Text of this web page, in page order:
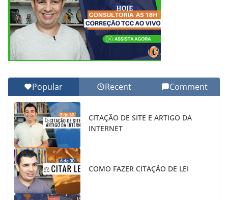
Popular Recent Comment
CITAÇÃO DE SITE E ARTIGO DA
INTERNET
COMO FAZER CITAÇÃO DE LEI